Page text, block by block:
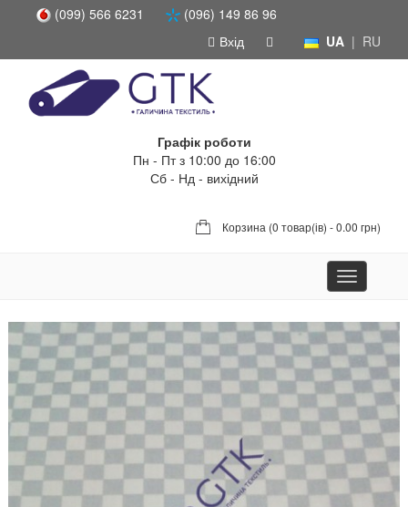
(099) 566 6231
(096) 149 86 96
UA | RU
Вхід
Графік роботи
Пн - Пт з 10:00 до 16:00
Сб - Нд - вихідний
Корзина (0 товар(ів) - 0.00 грн)
Toggle
navigation